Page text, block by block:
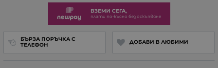
ВЗЕМИ СЕГА,
плати по-късно без оскъпвяне
БЪРЗА ПОРЪЧКА С
ТЕЛЕФОН
ДОБАВИ В ЛЮБИМИ